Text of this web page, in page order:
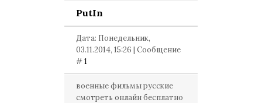
PutIn
Дата: Понедельник,
03.11.2014, 15:26 | Сообщение
#1
военные фильмы русские
смотреть онлайн бесплатно